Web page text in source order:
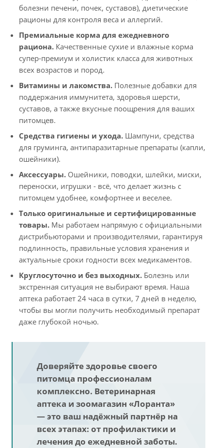
болезни печени, почек, суставов), диетические
рационы для контроля веса и аллергий.
Премиальные корма для ежедневного
рациона. Качественные сухие и влажные корма
супер-премиум и холистик класса для животных
всех возрастов и пород.
Витамины и лакомства. Полезные добавки для
поддержания иммунитета, здоровья шерсти,
суставов, а также вкусные поощрения для ваших
питомцев.
Средства гигиены и ухода. Шампуни, средства
для груминга, антипаразитарные препараты (капли,
ошейники).
Аксессуары. Ошейники, поводки, шлейки, миски,
переноски, игрушки - всё, что делает жизнь с
питомцем удобнее, комфортнее и веселее.
Только оригинальные и сертифицированные
товары. Мы работаем напрямую с официальными
дистрибьюторами и производителями, гарантируя
подлинность, правильные условия хранения и
актуальные сроки годности всех медикаментов.
Круглосуточно и без выходных. Болезнь или
экстренная ситуация не выбирают время. Наша
аптека работает 24 часа в сутки, 7 дней в неделю,
чтобы вы могли получить необходимый препарат
даже глубокой ночью.
Доверяйте здоровье своего
питомца профессионалам
комплексно. Ветеринарная
аптека и зоомагазин «Лоранта»
— это ваш надёжный партнёр на
всех этапах: от профилактики и
лечения до ежедневной заботы.